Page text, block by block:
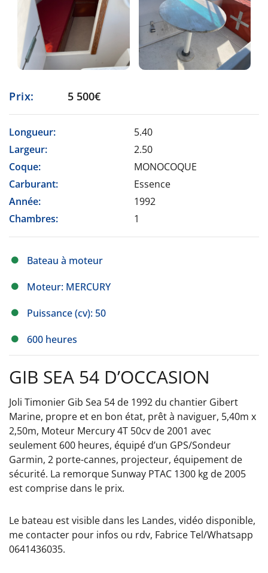
Prix: 5 500€
Longueur:
5.40
Largeur:
2.50
Coque:
MONOCOQUE
Carburant:
Essence
Année:
1992
Chambres:
1
Bateau à moteur
Moteur: MERCURY
Puissance (cv): 50
600 heures
GIB SEA 54 D’OCCASION
Joli Timonier Gib Sea 54 de 1992 du chantier Gibert
Marine, propre et en bon état, prêt à naviguer, 5,40m x
2,50m, Moteur Mercury 4T 50cv de 2001 avec
seulement 600 heures, équipé d’un GPS/Sondeur
Garmin, 2 porte-cannes, projecteur, équipement de
sécurité. La remorque Sunway PTAC 1300 kg de 2005
est comprise dans le prix.
Le bateau est visible dans les Landes, vidéo disponible,
me contacter pour infos ou rdv, Fabrice Tel/Whatsapp
0641436035.